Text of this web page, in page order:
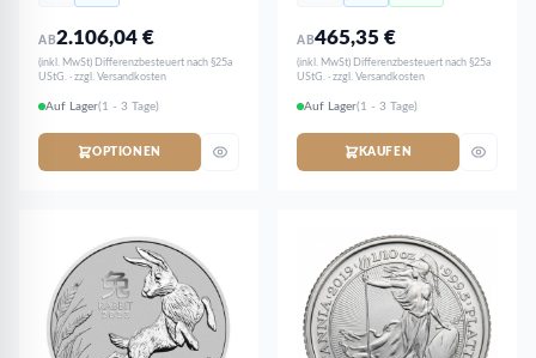
AB2.106,04€
(inkl. MwSt) Differenzbesteuert nach §25a
UStG. · zzgl. Versandkosten
Auf Lager(1 - 3 Tage)
OPTIONEN
AB465,35€
(inkl. MwSt) Differenzbesteuert nach §25a
UStG. · zzgl. Versandkosten
Auf Lager(1 - 3 Tage)
KAUFEN